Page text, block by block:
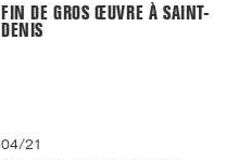
FIN DE GROS ŒUVRE À SAINT-
DENIS
04/21